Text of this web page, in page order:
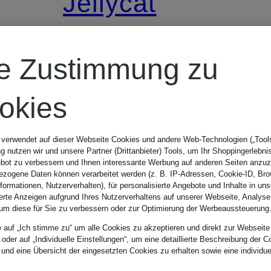
Plüsch-
Spielzeug
AMUSEABLES
MULSHI
WOODLAND
FLOOR
Höhe: 13 cm
CHF 45
Zustimmung zu
auf dieser Webseite Cookies und andere Web-Technologien
nutzen wir und unsere Partner (Drittanbieter) Tools, um Ihr
zu verbessern und Ihnen interessante Werbung auf anderen Seiten
Daten können verarbeitet werden (z. B. IP-Adressen, Cookie-ID,
Nutzerverhalten), für personalisierte Angebote und Inhalte in
Anzeigen aufgrund Ihres Nutzerverhaltens auf unserer Webseite,
diese für Sie zu verbessern oder zur Optimierung der Werbeaussteuerung.
auf „Ich stimme zu“ um alle Cookies zu akzeptieren und direkt zur
auf „Individuelle Einstellungen“, um eine detaillierte Beschreibung der
und eine Übersicht der eingesetzten Cookies zu erhalten sowie eine